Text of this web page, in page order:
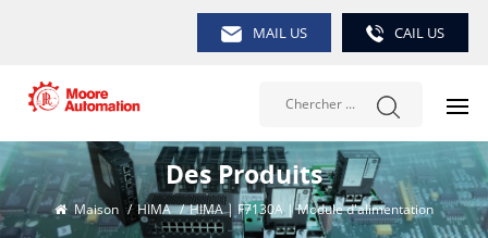
MAIL US CAIL US
Des Produits
Maison / HIMA / HIMA | F7130A | Module d'alimentation